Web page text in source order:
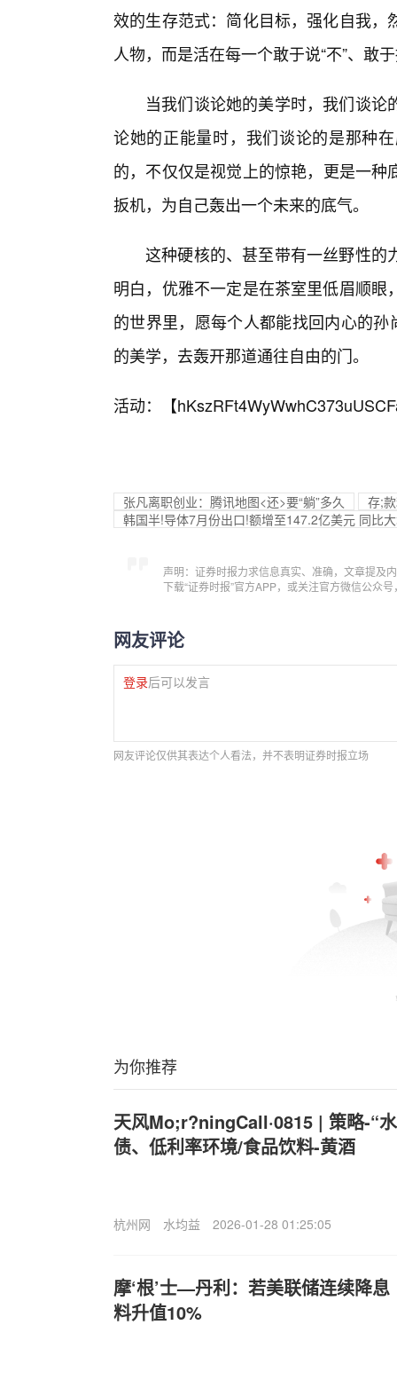
效的生存范式：简化目标，强化自我
人物，而是活在每一个敢于说“不”、敢
当我们谈论她的美学时，我们谈
论她的正能量时，我们谈论的是那种
的，不仅仅是视觉上的惊艳，更是一
扳机，为自己轰出一个未来的底气。
这种硬核的、甚至带有一丝野性的
明白，优雅不一定是在茶室里低眉顺
的世界里，愿每个人都能找回内心的
的美学，去轰开那道通往自由的门。
活动：【
张凡离职创业：腾讯地图<还>要“躺”多久
存;
韩国半!导体7月份出口!额增至147.2亿美元 同比
声明：证券时报力求信息真实、准确，文章提及
下载“证券时报”官方APP，或关注官方微信公众
网友评论
登录后可以发言
网友评论仅供其表达个人看法，并不表明证券时报立场
为你推荐
天风Mo;r?ningCall·0815 | 策略-“
债、低利率环境/食品饮料-黄酒
杭州网 水均益 2026-01-28 01:25:05
摩‘根’士—丹利：若美联储连续降
料升值10%